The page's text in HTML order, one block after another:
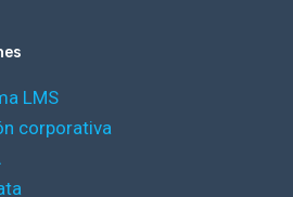
LMS
corporativa